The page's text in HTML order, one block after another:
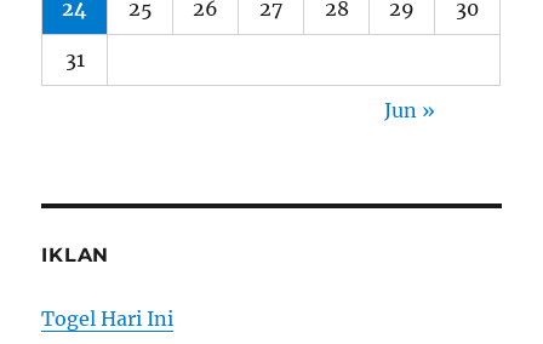
24 25 26 27 28 29 30
31
Jun »
IKLAN
Togel Hari Ini